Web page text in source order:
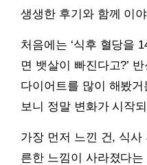
생생한 후기와 함께 이
처음에는 ‘식후 혈당을
면 뱃살이 빠진다고?’
다이어트를 많이 해봤
보니 정말 변화가 시작
가장 먼저 느낀 건, 식
른한 느낌이 사라졌다